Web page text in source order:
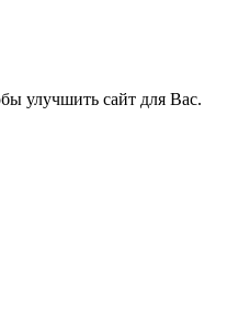
улучшить сайт для Вас.